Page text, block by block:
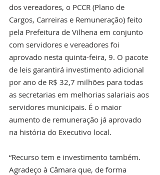
dos vereadores, o PCCR (Plano de
Cargos, Carreiras e Remuneração) feito
pela Prefeitura de Vilhena em conjunto
com servidores e vereadores foi
aprovado nesta quinta-feira, 9. O pacote
de leis garantirá investimento adicional
por ano de R$ 32,7 milhões para todas
as secretarias em melhorias salariais aos
servidores municipais. É o maior
aumento de remuneração já aprovado
na história do Executivo local.
“Recurso tem e investimento também.
Agradeço à Câmara que, de forma